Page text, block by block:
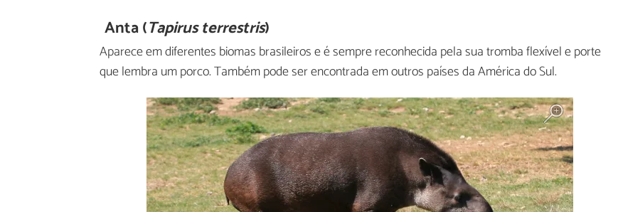
Anta (Tapirus terrestris)
Aparece em diferentes biomas brasileiros e é sempre reconhecida pela sua tromba flexível e porte
que lembra um porco. Também pode ser encontrada em outros países da América do Sul.